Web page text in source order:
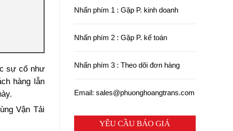
sự cố như
hàng lẫn
Vận Tải
Nhấn phím 1 : Gặp P. kinh doanh
Nhấn phím 2 : Gặp P. kế toán
Nhấn phím 3 : Theo dõi đơn hàng
Email: sales@phuonghoangtrans.com
YÊU CẦU BÁO GIÁ